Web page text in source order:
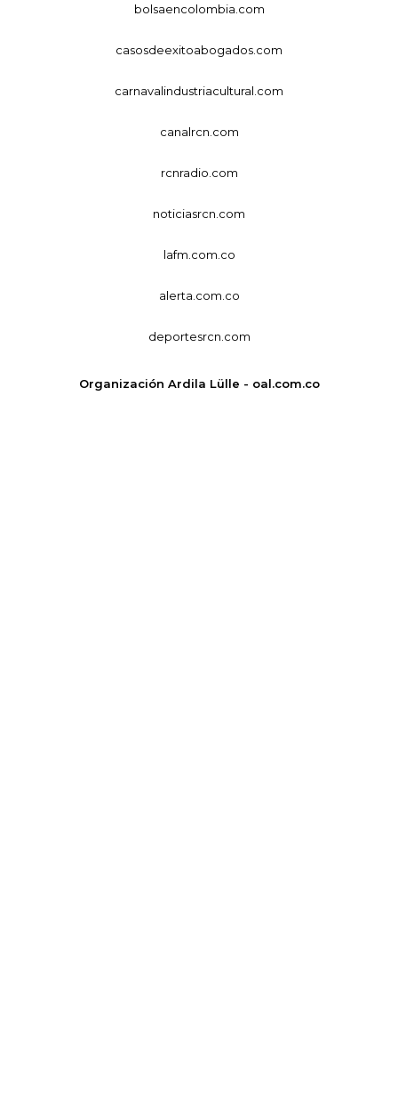
bolsaencolombia.com
casosdeexitoabogados.com
carnavalindustriacultural.com
canalrcn.com
rcnradio.com
noticiasrcn.com
lafm.com.co
alerta.com.co
deportesrcn.com
Organización Ardila Lülle - oal.com.co